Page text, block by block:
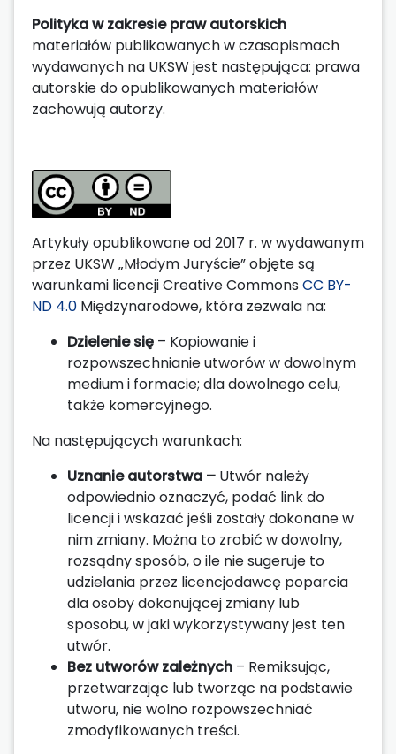
Polityka w zakresie praw autorskich
materiałów publikowanych w czasopismach
wydawanych na UKSW jest następująca: prawa
autorskie do opublikowanych materiałów
zachowują autorzy.
Artykuły opublikowane od 2017 r. w wydawanym
przez UKSW „Młodym Juryście” objęte są
warunkami licencji Creative Commons CC BY-
ND 4.0 Międzynarodowe, która zezwala na:
Dzielenie się – Kopiowanie i
rozpowszechnianie utworów w dowolnym
medium i formacie; dla dowolnego celu,
także komercyjnego.
Na następujących warunkach:
Uznanie autorstwa – Utwór należy
odpowiednio oznaczyć, podać link do
licencji i wskazać jeśli zostały dokonane w
nim zmiany. Można to zrobić w dowolny,
rozsądny sposób, o ile nie sugeruje to
udzielania przez licencjodawcę poparcia
dla osoby dokonującej zmiany lub
sposobu, w jaki wykorzystywany jest ten
utwór.
Bez utworów zależnych – Remiksując,
przetwarzając lub tworząc na podstawie
utworu, nie wolno rozpowszechniać
zmodyfikowanych treści.